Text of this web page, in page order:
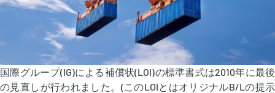
Fixed P&I Emergency Contacts
People
加入船検索
国際グループ(IG)による補償状(LOI)の標準書式は2010年に最後
の見直しが行われました。(このLOIとはオリジナルB/Lの提示